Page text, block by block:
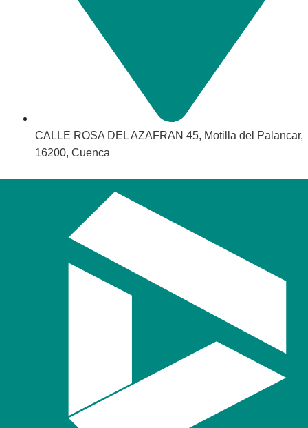
CALLE ROSA DEL AZAFRAN 45, Motilla del Palancar,
16200, Cuenca